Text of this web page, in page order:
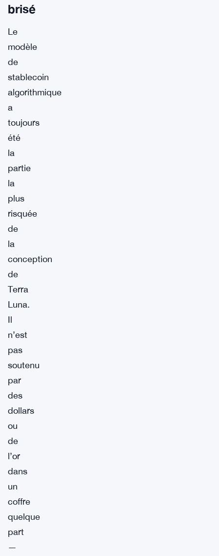
brisé
Le
modèle
de
stablecoin
algorithmique
a
toujours
été
la
partie
la
plus
risquée
de
la
conception
de
Terra
Luna.
Il
n’est
pas
soutenu
par
des
dollars
ou
de
l’or
dans
un
coffre
quelque
part
—